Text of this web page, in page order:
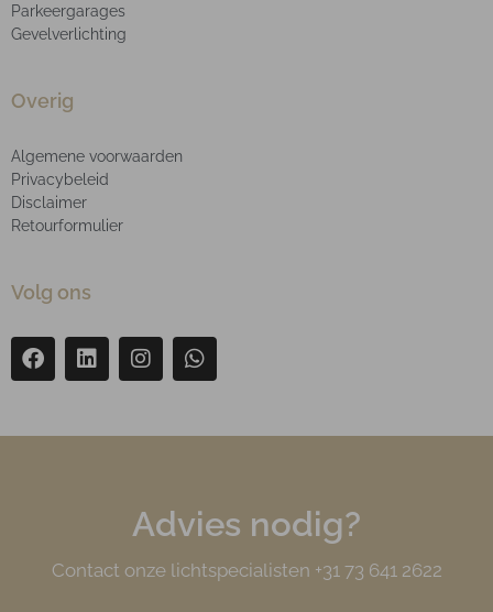
Parkeergarages
Gevelverlichting
Overig
Algemene voorwaarden
Privacybeleid
Disclaimer
Retourformulier
Volg ons
Advies nodig?
Contact onze lichtspecialisten +31 73 641 2622